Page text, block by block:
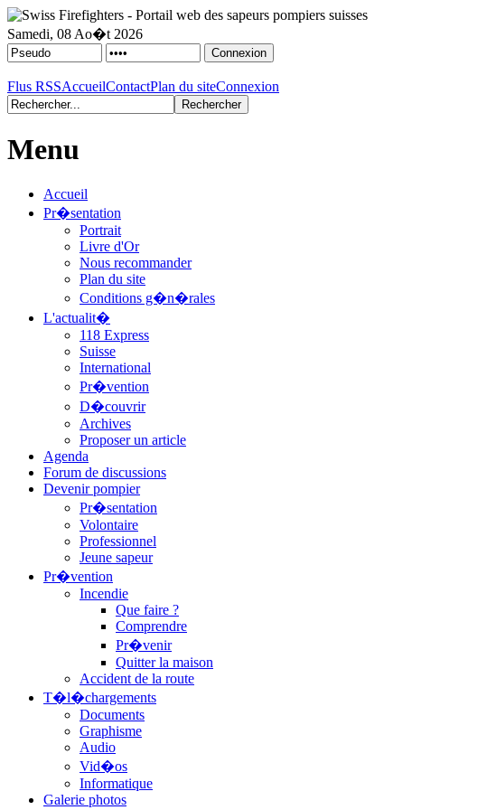
Samedi, 08 Ao�t 2026
Flus RSSAccueilContactPlan du siteConnexion
Menu
Accueil
Pr�sentation
Portrait
Livre d'Or
Nous recommander
Plan du site
Conditions g�n�rales
L'actualit�
118 Express
Suisse
International
Pr�vention
D�couvrir
Archives
Proposer un article
Agenda
Forum de discussions
Devenir pompier
Pr�sentation
Volontaire
Professionnel
Jeune sapeur
Pr�vention
Incendie
Que faire ?
Comprendre
Pr�venir
Quitter la maison
Accident de la route
T�l�chargements
Documents
Graphisme
Audio
Vid�os
Informatique
Galerie photos